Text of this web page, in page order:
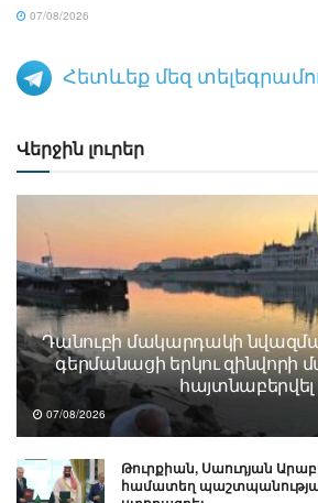
07/08/2026
Հետևեք մեզ
Վերջին լուրեր
Դանուբի մակարդակի
գերմանացի երկու զինվորի
հայտնաբերվել
07/08/2026
Թուրքիան, Սաուդյան
համատեղ